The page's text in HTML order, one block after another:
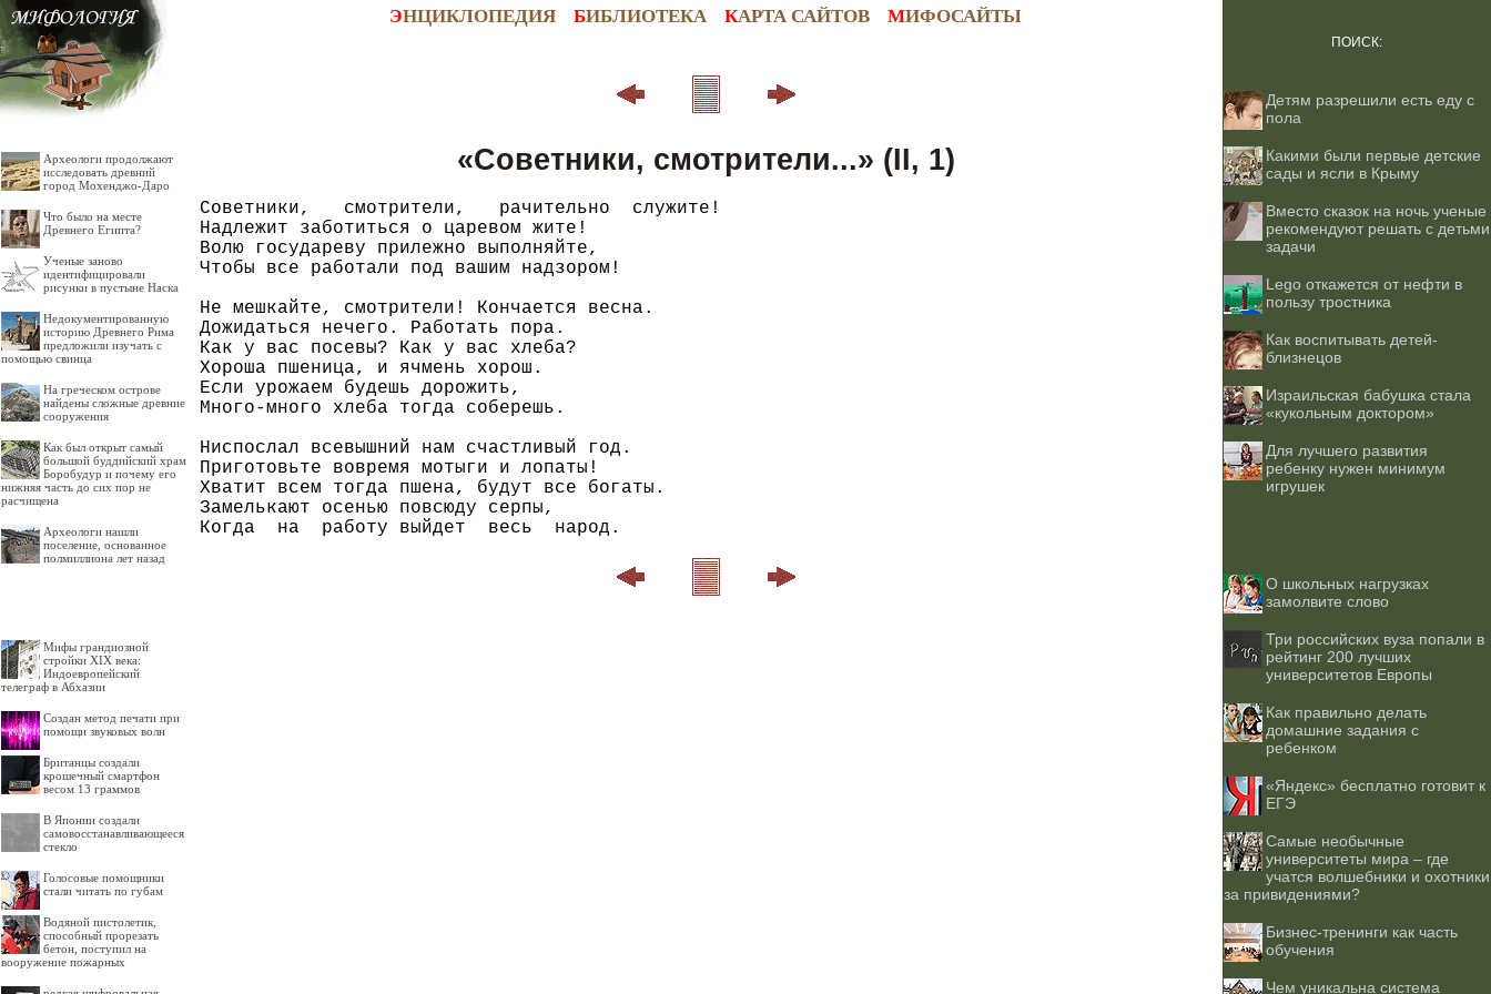
ЭНЦИКЛОПЕДИЯ БИБЛИОТЕКА КАРТА САЙТОВ МИФОСАЙТЫ
Археологи продолжают
исследовать древний
город Мохенджо-Даро
Что было на месте
Древнего Египта?
Ученые заново
идентифицировали
рисунки в пустыне Наска
Недокументированную
историю Древнего Рима
предложили изучать с
помощью свинца
На греческом острове
найдены сложные древние
сооружения
Как был открыт самый
большой буддийский храм
Боробудур и почему его
нижняя часть до сих пор не
расчищена
Археологи нашли
поселение, основанное
полмиллиона лет назад
Мифы грандиозной
стройки XIX века:
Индоевропейский
телеграф в Абхазии
Создан метод печати при
помощи звуковых волн
Британцы создали
крошечный смартфон
весом 13 граммов
В Японии создали
самовосстанавливающееся
стекло
Голосовые помощники
стали читать по губам
Водяной пистолетик,
способный прорезать
бетон, поступил на
вооружение пожарных
«Советники, смотрители...» (II, 1)
Советники,   смотрители,   рачительно  служите!
Надлежит заботиться о царевом жите!
Волю государеву прилежно выполняйте,
Чтобы все работали под вашим надзором!
Не мешкайте, смотрители! Кончается весна.
Дожидаться нечего. Работать пора.
Как у вас посевы? Как у вас хлеба?
Хороша пшеница, и ячмень хорош.
Если урожаем будешь дорожить,
Много-много хлеба тогда соберешь.
Ниспослал всевышний нам счастливый год.
Приготовьте вовремя мотыги и лопаты!
Хватит всем тогда пшена, будут все богаты.
Замелькают осенью повсюду серпы,
ПОИСК:
Детям разрешили есть еду с
пола
Какими были первые детские
сады и ясли в Крыму
Вместо сказок на ночь ученые
рекомендуют решать с детьми
задачи
Lego откажется от нефти в
пользу тростника
Как воспитывать детей-
близнецов
Израильская бабушка стала
«кукольным доктором»
Для лучшего развития
ребенку нужен минимум
игрушек
О школьных нагрузках
замолвите слово
Три российских вуза попали в
рейтинг 200 лучших
университетов Европы
Как правильно делать
домашние задания с
ребенком
«Яндекс» бесплатно готовит к
ЕГЭ
Самые необычные
университеты мира – где
учатся волшебники и охотники
за привидениями?
Бизнес-тренинги как часть
обучения
Чем уникальна система